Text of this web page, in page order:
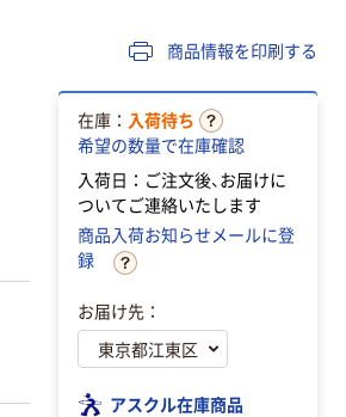
商品情報を印刷する
在庫： 入荷待ち
希望の数量で在庫確認
入荷日：ご注文後、お届けに
ついてご連絡いたします
商品入荷お知らせメールに登
録
お届け先：
アスクル在庫商品